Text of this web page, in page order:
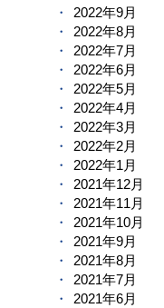
2022年9月
2022年8月
2022年7月
2022年6月
2022年5月
2022年4月
2022年3月
2022年2月
2022年1月
2021年12月
2021年11月
2021年10月
2021年9月
2021年8月
2021年7月
2021年6月